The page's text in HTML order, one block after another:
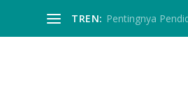
TREN: Pentingnya